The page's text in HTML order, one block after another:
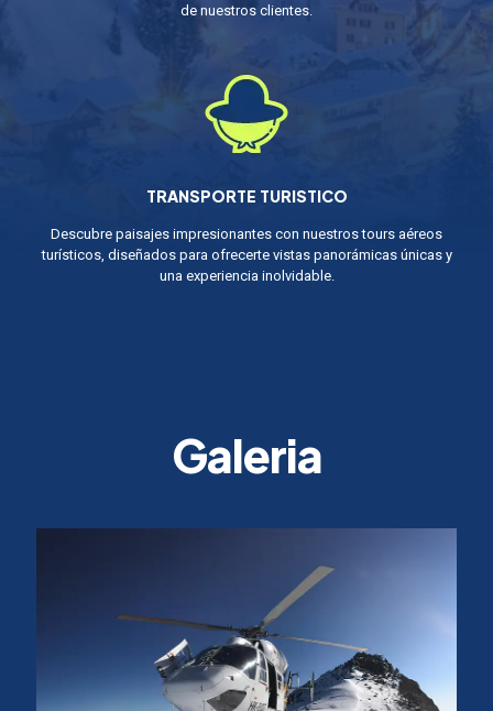
de nuestros clientes.
TRANSPORTE TURISTICO
Descubre paisajes impresionantes con nuestros tours aéreos
turísticos, diseñados para ofrecerte vistas panorámicas únicas y
una experiencia inolvidable.
Galeria